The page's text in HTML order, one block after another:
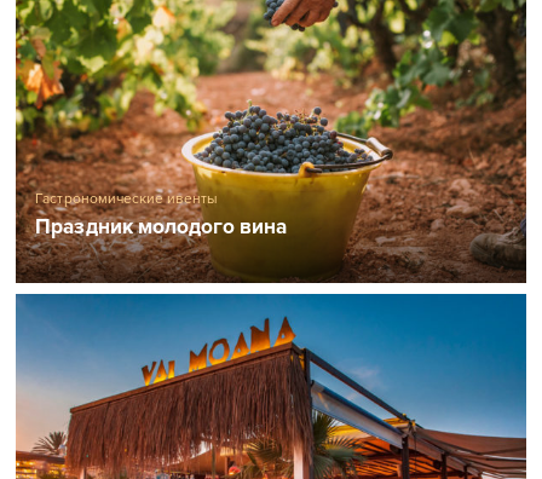
Гастрономические ивенты
Праздник молодого вина